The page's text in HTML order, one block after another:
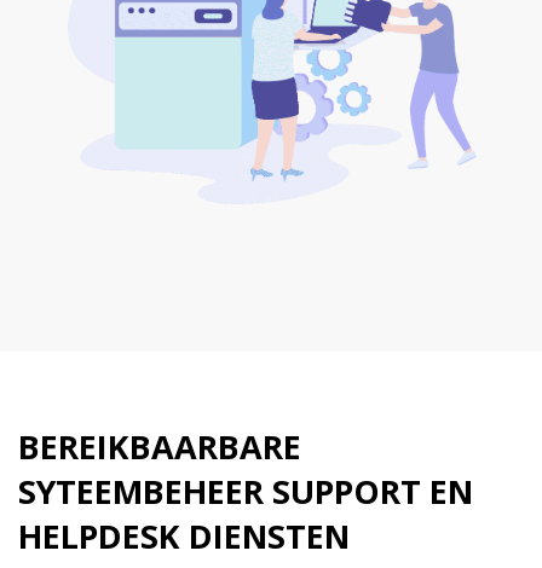
BEREIKBAARBARE
SYTEEMBEHEER SUPPORT EN
HELPDESK DIENSTEN